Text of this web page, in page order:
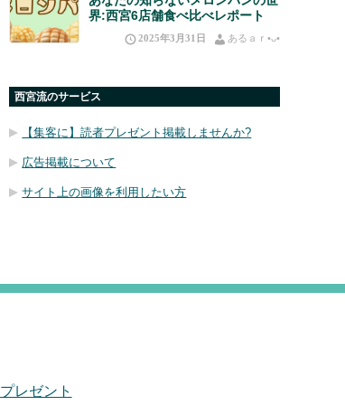
界:西宮6店舗食べ比べレポート
2025年3月31日 あるａｒ•⁠ᴗ⁠•⁠
西宮流のサービス
【集客に】読者プレゼント掲載しませんか?
広告掲載について
サイト上の画像を利用したい方
プレゼント